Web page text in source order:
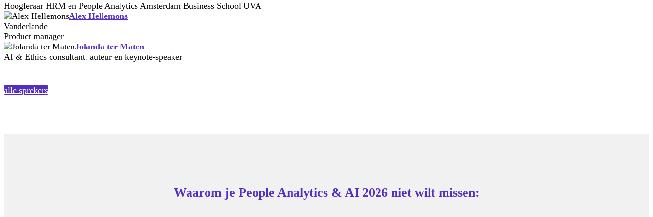
Hoogleraar HRM en People Analytics Amsterdam Business School UVA
Alex Hellemons
Vanderlande
Product manager
Jolanda ter Maten
AI & Ethics consultant, auteur en keynote-speaker
alle sprekers
Waarom je People Analytics & AI 2026 niet wilt missen: